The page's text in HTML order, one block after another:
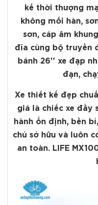
kế thời thượng
không mối hàn,
sơn, cáp âm
đĩa cùng bộ truyền
bánh 26'' xe đạp
đạn,
Xe thiết kế đẹp
giá là chiếc xe đầy
hành ổn định, bền
chủ sở hữu và luôn
an toàn. LIFE